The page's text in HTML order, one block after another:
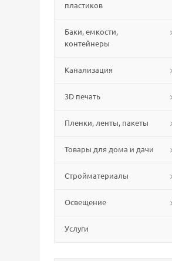
пластиков
Баки, емкости,
контейнеры
Канализация
3D печать
Пленки, ленты, пакеты
Товары для дома и дачи
Стройматериалы
Освещение
Услуги